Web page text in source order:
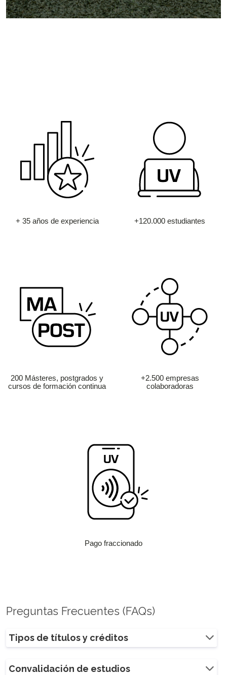
+ 35 años de experiencia +120.000 estudiantes
200 Másteres, postgrados y
cursos de formación continua
+2.500 empresas
colaboradoras
Pago fraccionado
Preguntas Frecuentes (FAQs)
Tipos de títulos y créditos
Convalidación de estudios